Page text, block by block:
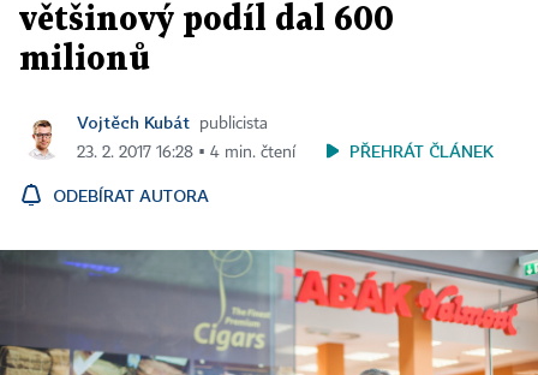
většinový podíl dal 600
milionů
Vojtěch Kubát
publicista
23. 2. 2017 16:28 ▪ 4 min. čtení
PŘEHRÁT ČLÁNEK
ODEBÍRAT AUTORA